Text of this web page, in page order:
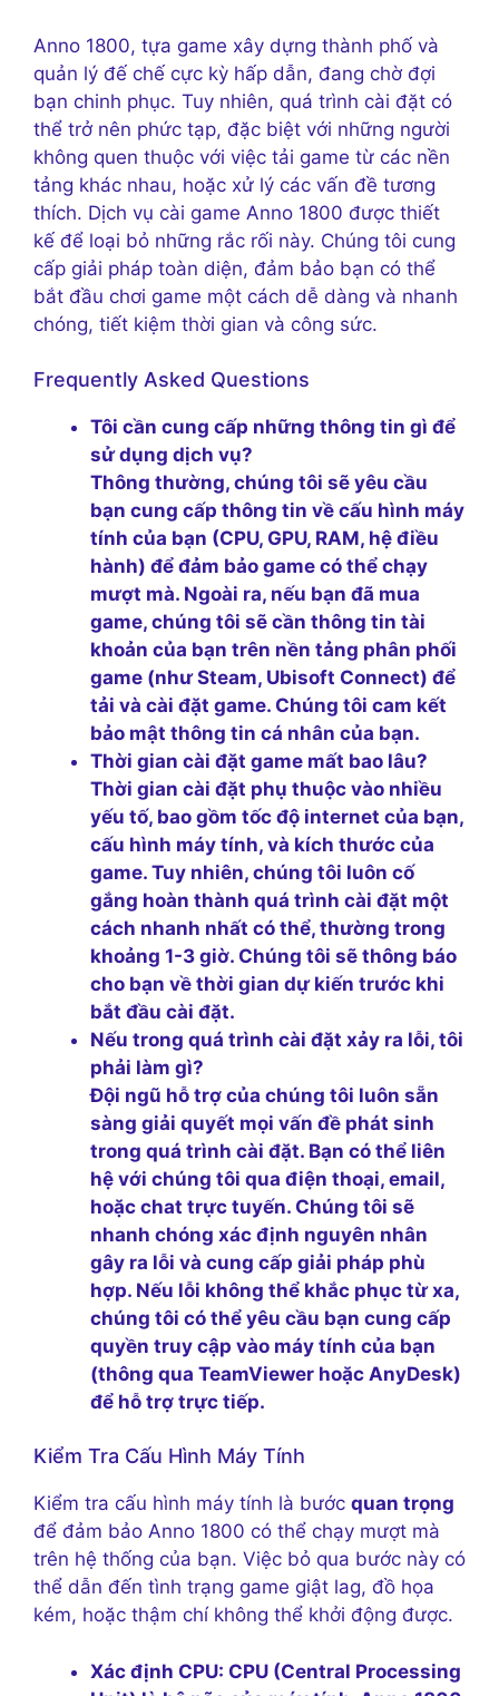
Anno 1800, tựa game xây dựng thành phố và
quản lý đế chế cực kỳ hấp dẫn, đang chờ đợi
bạn chinh phục. Tuy nhiên, quá trình cài đặt có
thể trở nên phức tạp, đặc biệt với những người
không quen thuộc với việc tải game từ các nền
tảng khác nhau, hoặc xử lý các vấn đề tương
thích. Dịch vụ cài game Anno 1800 được thiết
kế để loại bỏ những rắc rối này. Chúng tôi cung
cấp giải pháp toàn diện, đảm bảo bạn có thể
bắt đầu chơi game một cách dễ dàng và nhanh
chóng, tiết kiệm thời gian và công sức.
Frequently Asked Questions
Tôi cần cung cấp những thông tin gì để
sử dụng dịch vụ?
Thông thường, chúng tôi sẽ yêu cầu
bạn cung cấp thông tin về cấu hình máy
tính của bạn (CPU, GPU, RAM, hệ điều
hành) để đảm bảo game có thể chạy
mượt mà. Ngoài ra, nếu bạn đã mua
game, chúng tôi sẽ cần thông tin tài
khoản của bạn trên nền tảng phân phối
game (như Steam, Ubisoft Connect) để
tải và cài đặt game. Chúng tôi cam kết
bảo mật thông tin cá nhân của bạn.
Thời gian cài đặt game mất bao lâu?
Thời gian cài đặt phụ thuộc vào nhiều
yếu tố, bao gồm tốc độ internet của bạn,
cấu hình máy tính, và kích thước của
game. Tuy nhiên, chúng tôi luôn cố
gắng hoàn thành quá trình cài đặt một
cách nhanh nhất có thể, thường trong
khoảng 1-3 giờ. Chúng tôi sẽ thông báo
cho bạn về thời gian dự kiến trước khi
bắt đầu cài đặt.
Nếu trong quá trình cài đặt xảy ra lỗi, tôi
phải làm gì?
Đội ngũ hỗ trợ của chúng tôi luôn sẵn
sàng giải quyết mọi vấn đề phát sinh
trong quá trình cài đặt. Bạn có thể liên
hệ với chúng tôi qua điện thoại, email,
hoặc chat trực tuyến. Chúng tôi sẽ
nhanh chóng xác định nguyên nhân
gây ra lỗi và cung cấp giải pháp phù
hợp. Nếu lỗi không thể khắc phục từ xa,
chúng tôi có thể yêu cầu bạn cung cấp
quyền truy cập vào máy tính của bạn
(thông qua TeamViewer hoặc AnyDesk)
để hỗ trợ trực tiếp.
Kiểm Tra Cấu Hình Máy Tính
Kiểm tra cấu hình máy tính là bước quan trọng
để đảm bảo Anno 1800 có thể chạy mượt mà
trên hệ thống của bạn. Việc bỏ qua bước này có
thể dẫn đến tình trạng game giật lag, đồ họa
kém, hoặc thậm chí không thể khởi động được.
Xác định CPU: CPU (Central Processing